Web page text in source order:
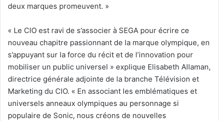
deux marques promeuvent. »
« Le CIO est ravi de s’associer à SEGA pour écrire ce
nouveau chapitre passionnant de la marque olympique, en
s’appuyant sur la force du récit et de l’innovation pour
mobiliser un public universel » explique Elisabeth Allaman,
directrice générale adjointe de la branche Télévision et
Marketing du CIO. « En associant les emblématiques et
universels anneaux olympiques au personnage si
populaire de Sonic, nous créons de nouvelles